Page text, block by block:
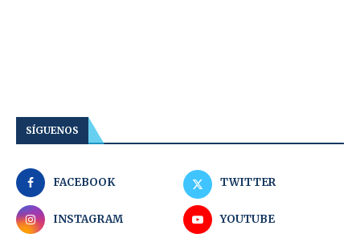
SÍGUENOS
FACEBOOK TWITTER
INSTAGRAM YOUTUBE